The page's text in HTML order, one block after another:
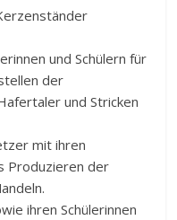
und Schülern für
der
und Stricken
mit ihren
Produzieren der
ihren Schülerinnen